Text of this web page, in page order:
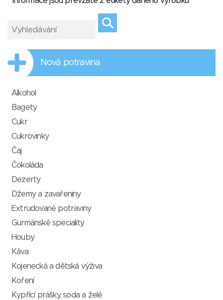
Nová potravina
Alkohol
Bagety
Cukr
Cukrovinky
Čaj
Čokoláda
Dezerty
Džemy a zavařeniny
Extrudované potraviny
Gurmánské speciality
Houby
Káva
Kojenecká a dětská výživa
Koření
Kypřící prášky, soda a želé